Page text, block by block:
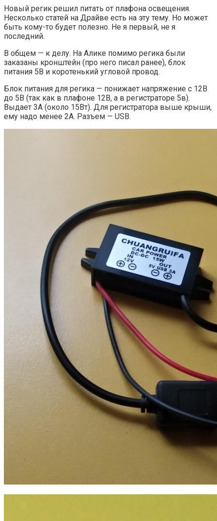
Новый регик решил питать от плафона освещения.
Несколько статей на Драйве есть на эту тему. Но может
быть кому-то будет полезно. Не я первый, не я
последний.
В общем — к делу. На Алике помимо регика были
заказаны кронштейн (про него писал ранее), блок
питания 5В и коротенький угловой провод.
Блок питания для регика — понижает напряжение с 12В
до 5В (так как в плафоне 12В, а в регистраторе 5в).
Выдает 3А (около 15Вт). Для регистратора выше крыши,
ему надо менее 2А. Разъем — USB.